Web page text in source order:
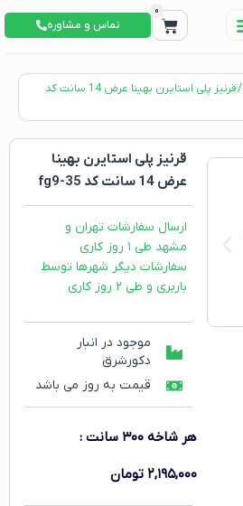
0
تماس و مشاوره
/ قرنیز پلی استایرن بهینا عرض 14 سانت کد
قرنیز پلی استایرن بهینا
عرض 14 سانت کد fg9-35
ارسال سفارشات تهران و
مشهد طی ۱ روز کاری
سفارشات دیگر شهرها توسط
باربری و طی ۲ روز کاری
موجود در انبار
دکورشرق
قیمت به روز می باشد
هر شاخه ۳۰۰ سانت :
۲,۱۹۵,۰۰۰ تومان